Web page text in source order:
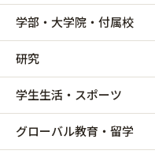
学部・大学院・付属校
研究
学生生活・スポーツ
グローバル教育・留学